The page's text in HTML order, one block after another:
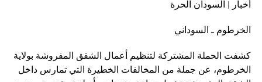
أخبار | السودان الحرة
الخرطوم ـ السوداني
كشفت الحملة المشتركة لتنظيم أعمال الشقق المفروشة بولاية
الخرطوم، عن جملة من المخالفات الخطيرة التي تمارس داخل